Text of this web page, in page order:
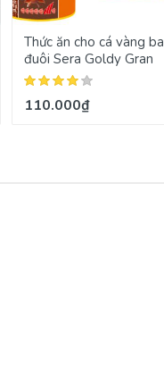
Thức ăn cho cá vàng ba
đuôi Sera Goldy Gran
110.000₫